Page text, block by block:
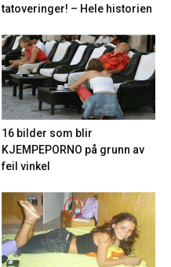
tatoveringer! – Hele historien
16 bilder som blir
KJEMPEPORNO på grunn av
feil vinkel